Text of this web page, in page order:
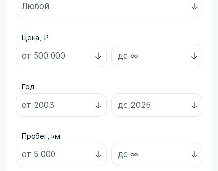
Цена, ₽
Год
Пробег, км